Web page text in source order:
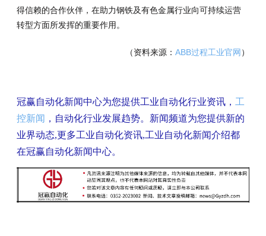
得信赖的合作伙伴，在助力钢铁及有色金属行业向可持续运营
转型方面所发挥的重要作用。
（资料来源： ABB过程工业官网 ）
冠赢自动化新闻中心为您提供工业自动化行业资讯， 工
控新闻 ，自动化行业发展趋势。新闻频道为您提供新的
业界动态,更多工业自动化资讯,工业自动化新闻介绍都
在冠赢自动化新闻中心。